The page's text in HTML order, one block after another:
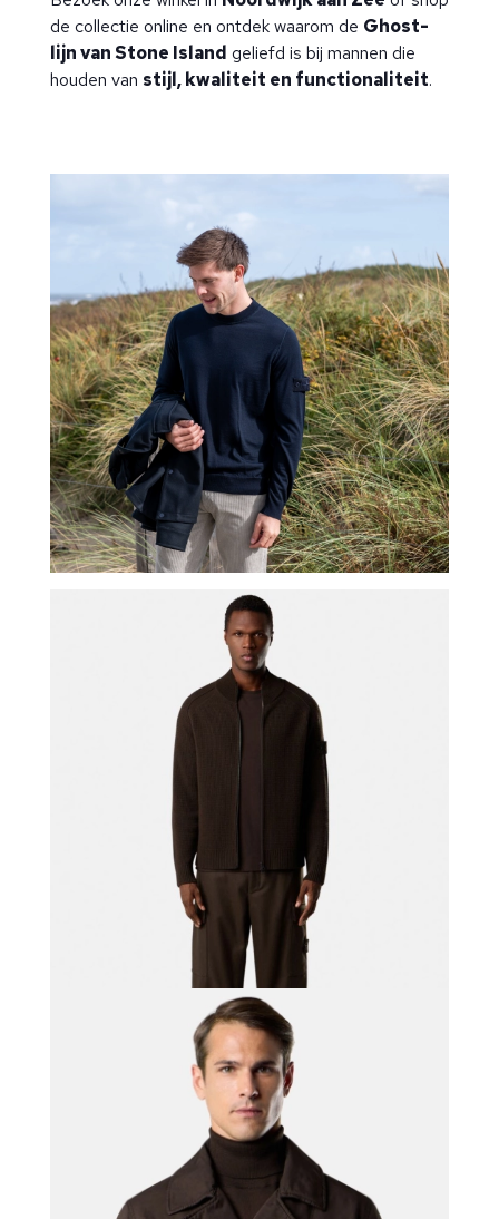
de collectie online en ontdek waarom de Ghost-
lijn van Stone Island geliefd is bij mannen die
houden van stijl, kwaliteit en functionaliteit.